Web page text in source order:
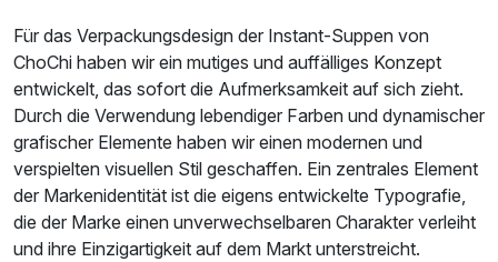
Für das Verpackungsdesign der Instant-Suppen von
ChoChi haben wir ein mutiges und auffälliges Konzept
entwickelt, das sofort die Aufmerksamkeit auf sich zieht.
Durch die Verwendung lebendiger Farben und dynamischer
grafischer Elemente haben wir einen modernen und
verspielten visuellen Stil geschaffen. Ein zentrales Element
der Markenidentität ist die eigens entwickelte Typografie,
die der Marke einen unverwechselbaren Charakter verleiht
und ihre Einzigartigkeit auf dem Markt unterstreicht.